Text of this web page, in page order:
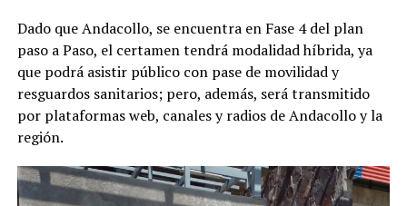
Dado que Andacollo, se encuentra en Fase 4 del plan
paso a Paso, el certamen tendrá modalidad híbrida, ya
que podrá asistir público con pase de movilidad y
resguardos sanitarios; pero, además, será transmitido
por plataformas web, canales y radios de Andacollo y la
región.